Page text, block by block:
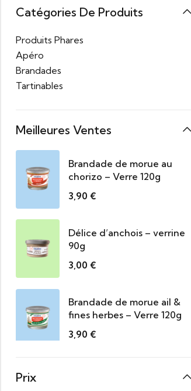
Catégories De Produits
Produits Phares
Apéro
Brandades
Tartinables
Meilleures Ventes
Brandade de morue au
chorizo – Verre 120g
3,90 €
Délice d’anchois – verrine
90g
3,00 €
Brandade de morue ail &
fines herbes – Verre 120g
3,90 €
Prix